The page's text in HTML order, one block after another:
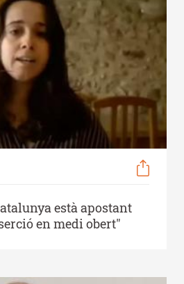
està apostant
en medi obert"